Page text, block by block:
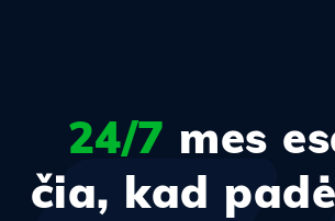
24/7 mes
čia, kad